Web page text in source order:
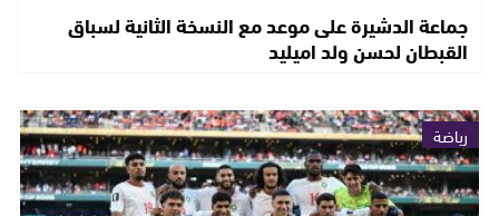
جماعة الدشيرة على موعد مع النسخة الثانية لسباق
القبطان لحسن ولد اميليد
رياضة